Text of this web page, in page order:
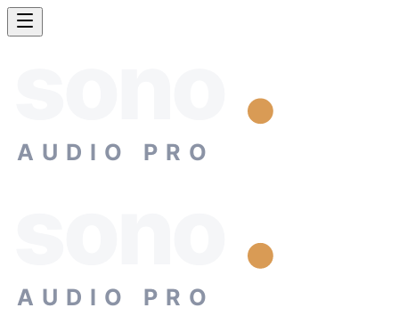
AUDIO PRO
AUDIO PRO